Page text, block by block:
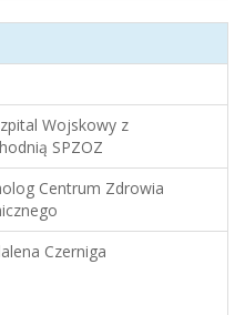
Wojskowy z
SPZOZ
Centrum Zdrowia
Czerniga